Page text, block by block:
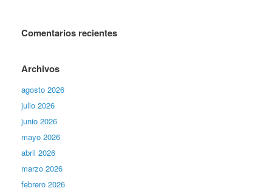
Comentarios recientes
Archivos
agosto 2026
julio 2026
junio 2026
mayo 2026
abril 2026
marzo 2026
febrero 2026